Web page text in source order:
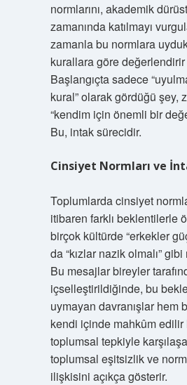
normlarını, akademik
zamanında katılmayı
zamanla bu normlara
kurallara göre
Başlangıçta sadece
kural” olarak gördüğü şey,
“kendim için önemli bir
Bu, intak sürecidir.
Cinsiyet Normları ve
Toplumlarda cinsiyet
itibaren farklı beklentilerle
birçok kültürde “erkekler
da “kızlar nazik olmalı”
Bu mesajlar bireyler
içselleştirildiğinde, bu
uymayan davranışlar hem
kendi içinde mahkûm edilir
toplumsal tepkiyle
toplumsal eşitsizlik ve
ilişkisini açıkça gösterir.